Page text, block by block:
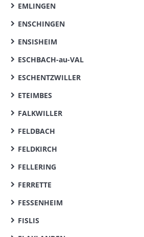
EMLINGEN
ENSCHINGEN
ENSISHEIM
ESCHBACH-au-VAL
ESCHENTZWILLER
ETEIMBES
FALKWILLER
FELDBACH
FELDKIRCH
FELLERING
FERRETTE
FESSENHEIM
FISLIS